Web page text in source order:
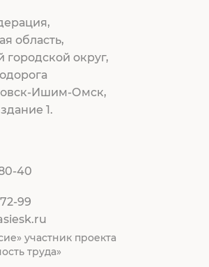
область,
городской округ,
Ишим-Омск,
1.
40
99
участник проекта
труда»